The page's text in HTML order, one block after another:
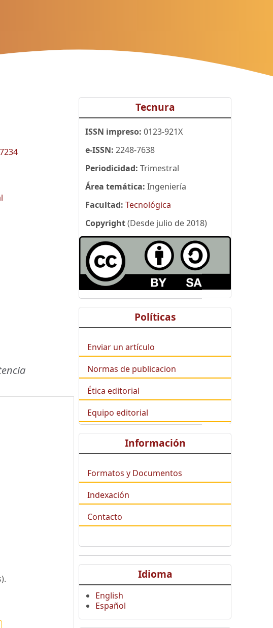
Tecnura
ISSN impreso: 0123-921X
e-ISSN: 2248-7638
Periodicidad: Trimestral
Área temática: Ingeniería
Facultad: Tecnológica
Copyright(Desde julio de 2018)
Políticas
Enviar un artículo
Normas de publicacion
Ética editorial
Equipo editorial
Información
Formatos y Documentos
Indexación
Contacto
Idioma
English
Español